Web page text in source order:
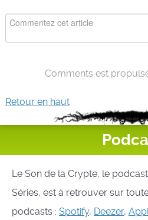
Comments est
Retour en haut
Le Son de la Crypte, le
Séries, est à retrouver sur
podcasts : Spotify, Deezer,